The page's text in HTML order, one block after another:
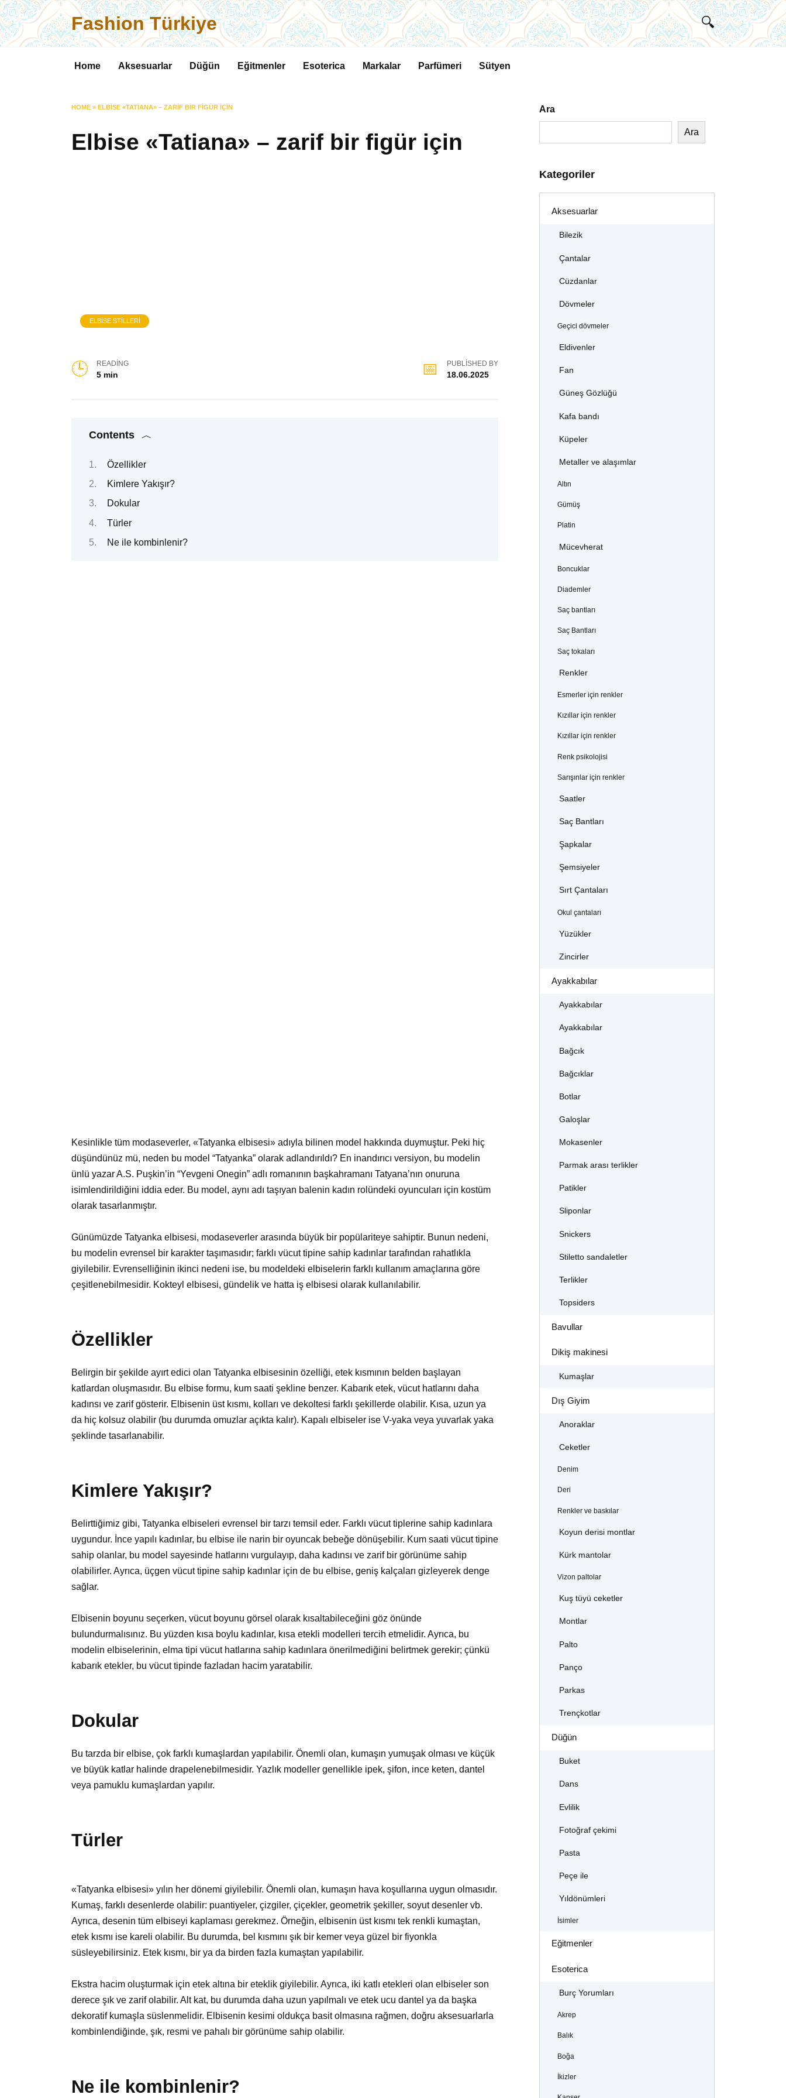
Skip
to
content
Fashion Türkiye
Home Aksesuarlar Düğün Eğitmenler Esoterica Markalar Parfümeri Sütyen
HOME » ELBISE «TATIANA» – ZARIF BIR FIGÜR IÇIN
Elbise «Tatiana» – zarif bir figür için
ELBISE STILLERI
READING
5 min
PUBLISHED BY
18.06.2025
Contents
Özellikler
Kimlere Yakışır?
Dokular
Türler
Ne ile kombinlenir?
Kesinlikle tüm modaseverler, «Tatyanka elbisesi» adıyla bilinen model hakkında duymuştur. Peki hiç
düşündünüz mü, neden bu model “Tatyanka” olarak adlandırıldı? En inandırıcı versiyon, bu modelin
ünlü yazar A.S. Puşkin’in “Yevgeni Onegin” adlı romanının başkahramanı Tatyana’nın onuruna
isimlendirildiğini iddia eder. Bu model, aynı adı taşıyan balenin kadın rolündeki oyuncuları için kostüm
olarak tasarlanmıştır.
Günümüzde Tatyanka elbisesi, modaseverler arasında büyük bir popülariteye sahiptir. Bunun nedeni,
bu modelin evrensel bir karakter taşımasıdır; farklı vücut tipine sahip kadınlar tarafından rahatlıkla
giyilebilir. Evrenselliğinin ikinci nedeni ise, bu modeldeki elbiselerin farklı kullanım amaçlarına göre
çeşitlenebilmesidir. Kokteyl elbisesi, gündelik ve hatta iş elbisesi olarak kullanılabilir.
Özellikler
Belirgin bir şekilde ayırt edici olan Tatyanka elbisesinin özelliği, etek kısmının belden başlayan
katlardan oluşmasıdır. Bu elbise formu, kum saati şekline benzer. Kabarık etek, vücut hatlarını daha
kadınsı ve zarif gösterir. Elbisenin üst kısmı, kolları ve dekoltesi farklı şekillerde olabilir. Kısa, uzun ya
da hiç kolsuz olabilir (bu durumda omuzlar açıkta kalır). Kapalı elbiseler ise V-yaka veya yuvarlak yaka
şeklinde tasarlanabilir.
Kimlere Yakışır?
Belirttiğimiz gibi, Tatyanka elbiseleri evrensel bir tarzı temsil eder. Farklı vücut tiplerine sahip kadınlara
uygundur. İnce yapılı kadınlar, bu elbise ile narin bir oyuncak bebeğe dönüşebilir. Kum saati vücut tipine
sahip olanlar, bu model sayesinde hatlarını vurgulayıp, daha kadınsı ve zarif bir görünüme sahip
olabilirler. Ayrıca, üçgen vücut tipine sahip kadınlar için de bu elbise, geniş kalçaları gizleyerek denge
sağlar.
Elbisenin boyunu seçerken, vücut boyunu görsel olarak kısaltabileceğini göz önünde
bulundurmalısınız. Bu yüzden kısa boylu kadınlar, kısa etekli modelleri tercih etmelidir. Ayrıca, bu
modelin elbiselerinin, elma tipi vücut hatlarına sahip kadınlara önerilmediğini belirtmek gerekir; çünkü
kabarık etekler, bu vücut tipinde fazladan hacim yaratabilir.
Dokular
Bu tarzda bir elbise, çok farklı kumaşlardan yapılabilir. Önemli olan, kumaşın yumuşak olması ve küçük
ve büyük katlar halinde drapelenebilmesidir. Yazlık modeller genellikle ipek, şifon, ince keten, dantel
veya pamuklu kumaşlardan yapılır.
Türler
«Tatyanka elbisesi» yılın her dönemi giyilebilir. Önemli olan, kumaşın hava koşullarına uygun olmasıdır.
Kumaş, farklı desenlerde olabilir: puantiyeler, çizgiler, çiçekler, geometrik şekiller, soyut desenler vb.
Ayrıca, desenin tüm elbiseyi kaplaması gerekmez. Örneğin, elbisenin üst kısmı tek renkli kumaştan,
etek kısmı ise kareli olabilir. Bu durumda, bel kısmını şık bir kemer veya güzel bir fiyonkla
süsleyebilirsiniz. Etek kısmı, bir ya da birden fazla kumaştan yapılabilir.
Ekstra hacim oluşturmak için etek altına bir eteklik giyilebilir. Ayrıca, iki katlı etekleri olan elbiseler son
derece şık ve zarif olabilir. Alt kat, bu durumda daha uzun yapılmalı ve etek ucu dantel ya da başka
dekoratif kumaşla süslenmelidir. Elbisenin kesimi oldukça basit olmasına rağmen, doğru aksesuarlarla
kombinlendiğinde, şık, resmi ve pahalı bir görünüme sahip olabilir.
Ne ile kombinlenir?
Ara
Ara
Kategoriler
Aksesuarlar
Bilezik
Çantalar
Cüzdanlar
Dövmeler
Geçici dövmeler
Eldivenler
Fan
Güneş Gözlüğü
Kafa bandı
Küpeler
Metaller ve alaşımlar
Altın
Gümüş
Platin
Mücevherat
Boncuklar
Diademler
Saç bantları
Saç Bantları
Saç tokaları
Renkler
Esmerler için renkler
Kızıllar için renkler
Kızıllar için renkler
Renk psikolojisi
Sarışınlar için renkler
Saatler
Saç Bantları
Şapkalar
Şemsiyeler
Sırt Çantaları
Okul çantaları
Yüzükler
Zincirler
Ayakkabılar
Ayakkabılar
Ayakkabılar
Bağcık
Bağcıklar
Botlar
Galoşlar
Mokasenler
Parmak arası terlikler
Patikler
Sliponlar
Snickers
Stiletto sandaletler
Terlikler
Topsiders
Bavullar
Dikiş makinesi
Kumaşlar
Dış Giyim
Anoraklar
Ceketler
Denim
Deri
Renkler ve baskılar
Koyun derisi montlar
Kürk mantolar
Vizon paltolar
Kuş tüyü ceketler
Montlar
Palto
Panço
Parkas
Trençkotlar
Düğün
Buket
Dans
Evlilik
Fotoğraf çekimi
Pasta
Peçe ile
Yıldönümleri
İsimler
Eğitmenler
Esoterica
Burç Yorumları
Akrep
Balık
Boğa
İkizler